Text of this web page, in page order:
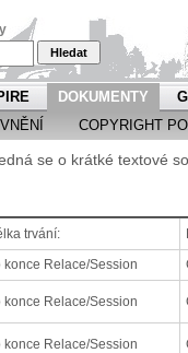
Hledat
DOKUMENTY
COPYRIGHT
se o krátké textové
trvání:
konce Relace/Session
konce Relace/Session
konce Relace/Session